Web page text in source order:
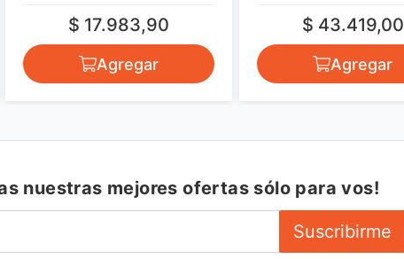
$ 17.983,90
Agregar
$ 43.419,00
Agregar
nuestras mejores ofertas sólo para vos!
Suscribirme